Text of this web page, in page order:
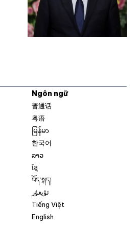
Ngôn ngữ
普通话
粤语
မြန်မာ
한국어
ລາວ
ខ្មែ
བོད་སྐད།
ئۇيغۇر
Tiếng Việt
English